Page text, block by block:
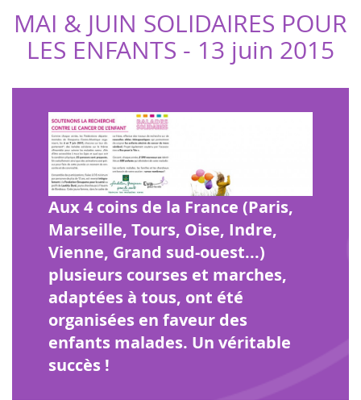
MAI & JUIN SOLIDAIRES POUR
LES ENFANTS - 13 juin 2015
Aux 4 coins de la France (Paris,
Marseille, Tours, Oise, Indre,
Vienne, Grand sud-ouest...)
plusieurs courses et marches,
adaptées à tous, ont été
organisées en faveur des
enfants malades. Un véritable
succès !